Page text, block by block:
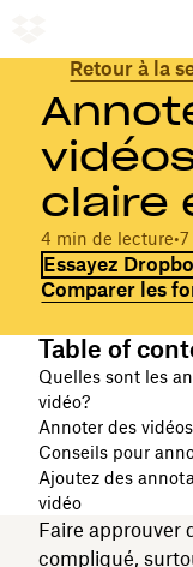
Retour à la
claire
4 min de lecture•
Essayez
Comparer les
Table of
Quelles sont les
vidéo?
Annoter des vidéos
Conseils pour
Ajoutez des
vidéo
Faire approuver
compliqué,